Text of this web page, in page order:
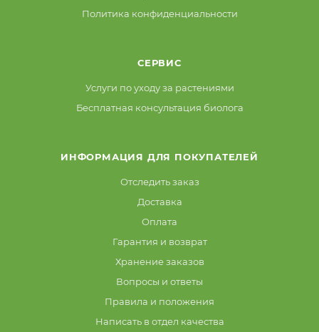
Политика конфиденциальности
СЕРВИС
Услуги по уходу за растениями
Бесплатная консультация биолога
ИНФОРМАЦИЯ ДЛЯ ПОКУПАТЕЛЕЙ
Отследить заказ
Доставка
Оплата
Гарантия и возврат
Хранение заказов
Вопросы и ответы
Правила и положения
Написать в отдел качества